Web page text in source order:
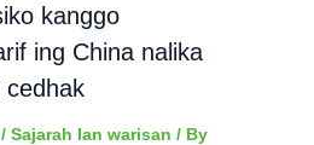
kanggo
ing China nalika
cedhak
/ Sajarah lan warisan / By